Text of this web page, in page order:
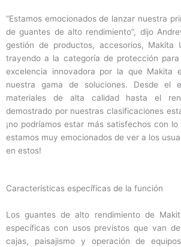
“Estamos emocionados de lanzar nuestra
de guantes de alto rendimiento”, dijo
gestión de productos, accesorios, Makita
trayendo a la categoría de protección
excelencia innovadora por la que Makita
nuestra gama de soluciones. Desde el
materiales de alta calidad hasta el
demostrado por nuestras clasificaciones
¡no podríamos estar más satisfechos con
estamos muy emocionados de ver a los
en estos!
Características específicas de la función
Los guantes de alto rendimiento de
específicas con usos previstos que van
cajas, paisajismo y operación de